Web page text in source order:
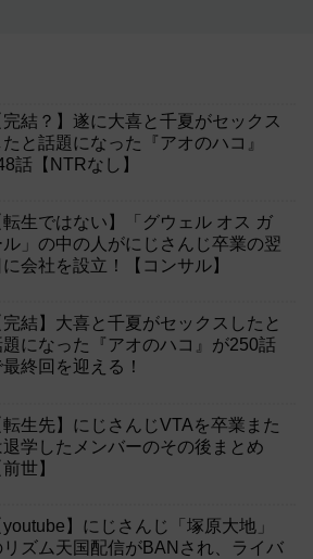
完結？】遂に大喜と千夏がセックス
たと話題になった『アオのハコ』
話【NTRなし】
転生ではない】「グウェル オス ガ
ル」の中の人がにじさんじ卒業の翌
に会社を設立！【コンサル】
完結】大喜と千夏がセックスしたと
題になった『アオのハコ』が250話
最終回を迎える！
転生先】にじさんじVTAを卒業また
退学したメンバーのその後まとめ
前世】
youtube】にじさんじ「塚原大地」
リズム天国配信がBANされ、ライバ